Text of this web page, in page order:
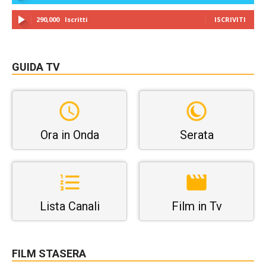
290,000 Iscritti ISCRIVITI
GUIDA TV
Ora in Onda Serata
Lista Canali Film in Tv
FILM STASERA